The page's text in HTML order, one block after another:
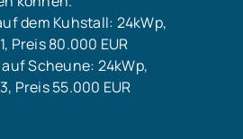
dem Kuhstall: 24kWp,
Preis 80.000 EUR
Scheune: 24kWp,
Preis 55.000 EUR